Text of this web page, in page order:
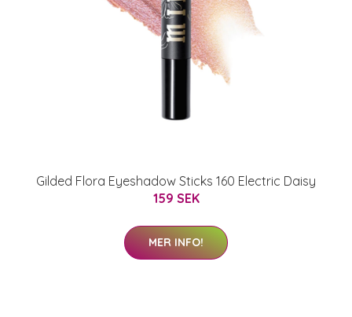
Gilded Flora Eyeshadow Sticks 160 Electric Daisy
159 SEK
MER INFO!